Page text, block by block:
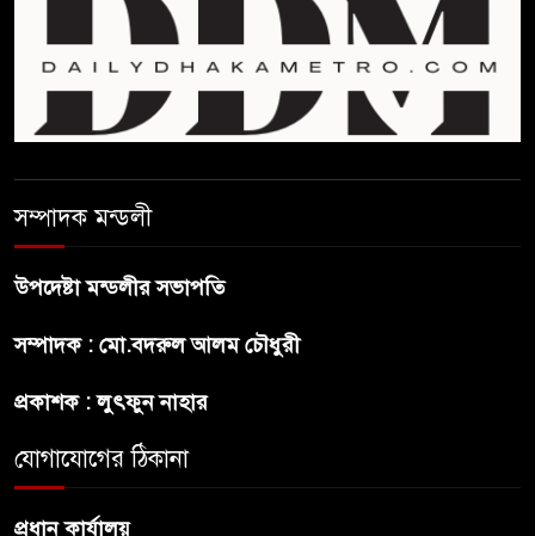
ফিফা সভাপতির বিরুদ্ধে এবার
‘নারী সংক্রান্ত অভিযোগ
ছেলেকে নিয়ে রোনালদোর যে বড়
ট্রাম্পের ৪০ কোটি ডলারের ‘বলরুম
সম্পাদক মন্ডলী
উপদেষ্টা মন্ডলীর সভাপতি
সম্পাদক : মো.বদরুল আলম চৌধুরী
প্রকাশক : লুৎফুন নাহার
যোগাযোগের ঠিকানা
প্রধান কার্যালয়